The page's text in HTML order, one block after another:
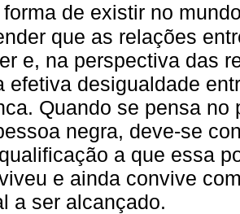
de existir no
que as relações
e, na perspectiva das
efetiva desigualdade
Quando se pensa
negra, deve-se
a que essa
e ainda convive
a ser alcançado.